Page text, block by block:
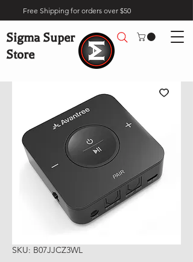
Free Shipping for orders over $50
Sigma Super
Store
SKU: B07JJCZ3WL